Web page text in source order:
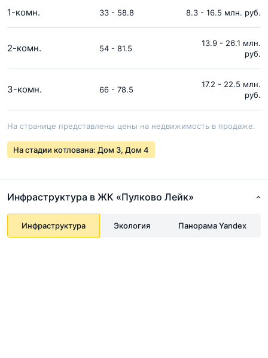
1-комн. 33 - 58.8 8.3 - 16.5 млн. руб.
2-комн. 54 - 81.5
13.9 - 26.1 млн.
руб.
3-комн. 66 - 78.5
17.2 - 22.5 млн.
руб.
На странице представлены цены на недвижимость в продаже.
На стадии котлована: Дом 3, Дом 4
Инфраструктура в ЖК «Пулково Лейк»
Инфраструктура Экология Панорама Yandex